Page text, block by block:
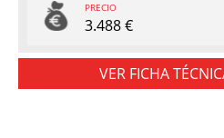
PRECIO
3.488 €
VER FICHA